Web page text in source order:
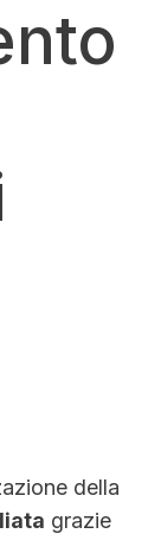
della
grazie